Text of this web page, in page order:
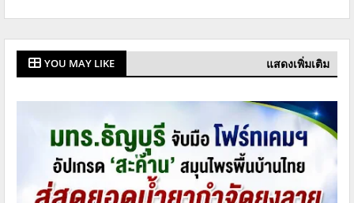
YOU MAY LIKE แสดงเพิ่มเติม